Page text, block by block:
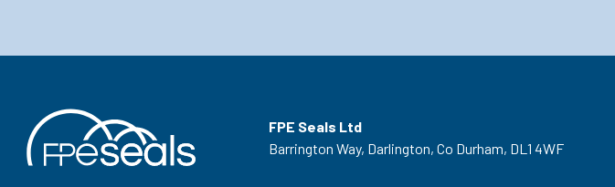
FPE Seals Ltd
Barrington Way, Darlington, Co Durham, DL1 4WF